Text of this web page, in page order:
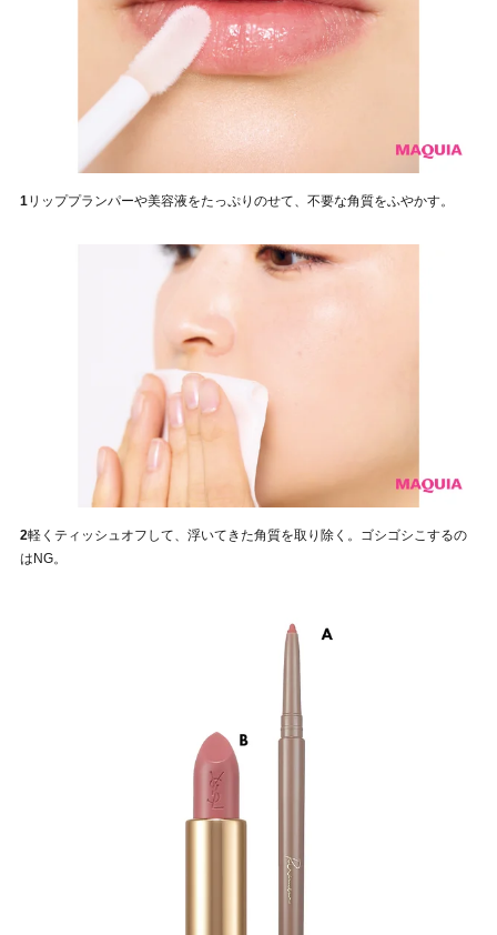
1リッププランパーや美容液をたっぷりのせて、不要な角質をふやかす。
2軽くティッシュオフして、浮いてきた角質を取り除く。ゴシゴシこするの
はNG。